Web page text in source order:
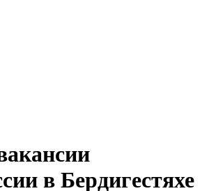
в Бердигестяхе